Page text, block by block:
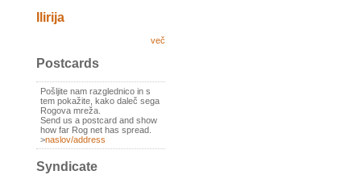
Ilirija
več
Postcards
Pošljite nam razglednico in s
tem pokažite, kako daleč sega
Rogova mreža.
Send us a postcard and show
how far Rog net has spread.
>naslov/address
Syndicate